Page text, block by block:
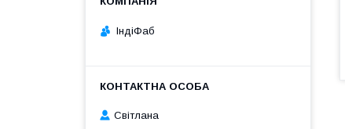
ІндіФаб
Світлана